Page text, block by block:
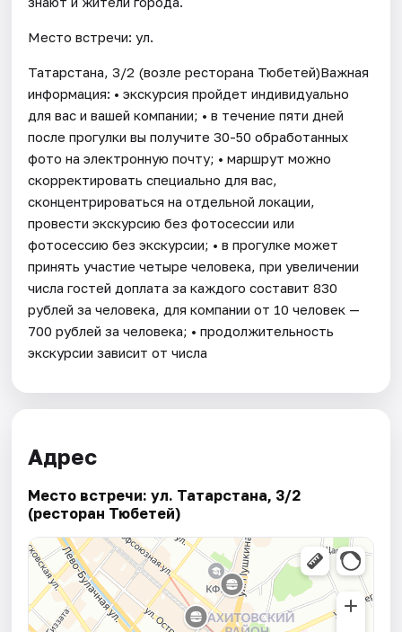
Место встречи: ул.
Татарстана, 3/2 (возле ресторана Тюбетей)Важная
информация: • экскурсия пройдет индивидуально
для вас и вашей компании; • в течение пяти дней
после прогулки вы получите 30-50 обработанных
фото на электронную почту; • маршрут можно
скорректировать специально для вас,
сконцентрироваться на отдельной локации,
провести экскурсию без фотосессии или
фотосессию без экскурсии; • в прогулке может
принять участие четыре человека, при увеличении
числа гостей доплата за каждого составит 830
рублей за человека, для компании от 10 человек —
700 рублей за человека; • продолжительность
экскурсии зависит от числа
Адрес
Место встречи: ул. Татарстана, 3/2
(ресторан Тюбетей)